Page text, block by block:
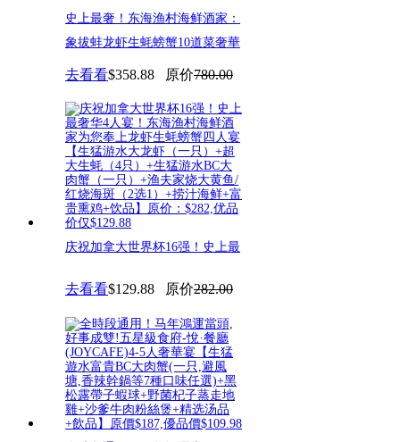
史上最奢！东海渔村海鲜酒家：
象拔蚌龙虾生蚝螃蟹10道菜奢華
去看看$358.88 原价780.00
庆祝加拿大世界杯16强！史上最
去看看$129.88 原价282.00